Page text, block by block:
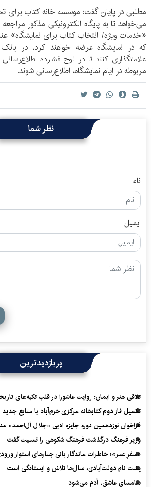
مطلبی در پایان گفت: موسسه خانه کتاب برای
می‌خواهد تا به پایگاه الکترونیکی مذکور
«خدمات ویژه/ انتخاب کتاب برای نمایشگاه»
که در نمایشگاه عرضه خواهند کرد، در
علامتگذاری کنند تا در لوح فشرده اطلاع‌رسانی
مربوطه در ایام نمایشگاه، اطلا‌ع‌رسانی شوند.
نظر شما
نام
ایمیل
پربازدیدترین
تلاقی هنر و ایمان؛ روایت عاشورا در قلب تکیه‌های
تکمیل فاز دوم کتابخانه مرکزی خرم‌آباد با منابع جدید
فراخوان نوزدهمین دوره جایزه ادبی «جلال آل‌احمد»
وزیر فرهنگ درگذشت فرهنگ شکوهی را تسلیت گفت
«سفرِ عمر»؛ خاطرات ماندگار بانی چنارهای استوار
پشت نام دولت‌آبادی، سال‌ها تلاش و ایستادگی است
سامسای عاشق، آدم می‌شود